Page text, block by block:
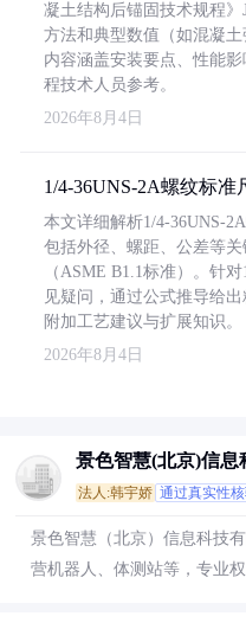
凝土结构后锚固技术规程》
方法和典型数值（如混凝土
内容涵盖安装要点、性能
程技术人员参考。
2026年8月4日
1/4-36UNS-2A螺纹标准
本文详细解析1/4-36UNS-
包括外径、螺距、公差等
（ASME B1.1标准）。针
见疑问，通过公式推导给
附加工艺建议与扩展知识。
2026年8月4日
景色智慧(北京)信息
法人:韩宇娇 通过真实性
景色智慧（北京）信息科技
营机器人、体测站等，专业权